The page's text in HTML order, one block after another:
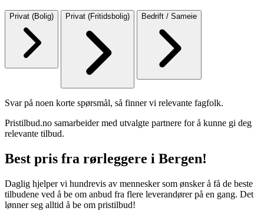
Privat (Bolig) Privat (Fritidsbolig) Bedrift / Sameie
Svar på noen korte spørsmål, så finner vi relevante fagfolk.
Pristilbud.no samarbeider med utvalgte partnere for å kunne gi deg
relevante tilbud.
Best pris fra rørleggere i Bergen!
Daglig hjelper vi hundrevis av mennesker som ønsker å få de beste
tilbudene ved å be om anbud fra flere leverandører på en gang. Det
lønner seg alltid å be om pristilbud!